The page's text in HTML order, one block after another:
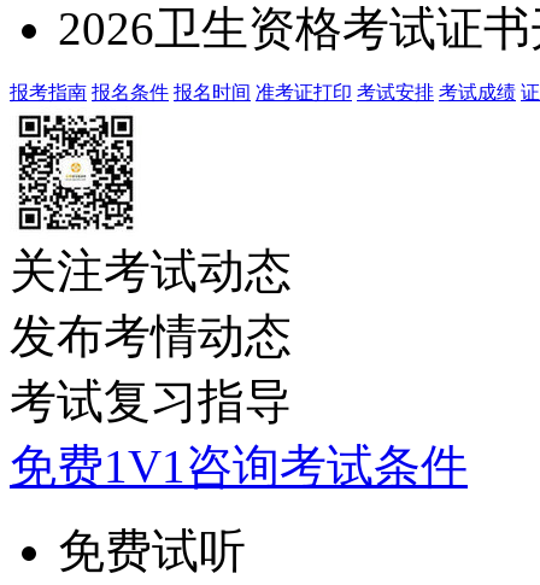
2026卫生资格考试证
报考指南 报名条件 报名时间 准考证打印 考试安排 考试成绩
关注考试动态
发布考情动态
考试复习指导
免费1V1咨询考试条件
免费试听